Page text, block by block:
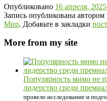
Опубликовано 16 апреля, 2025
Запись опубликована автором
Мир. Добавьте в закладки
More from my site
Популярность мимо не
лидерство среди
провело исследование и